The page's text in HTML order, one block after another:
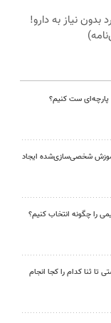
بدون نیاز به دارو!
پارچه‌ای ست کنیم؟
آموزش شخصی‌سازی‌شده ایجاد
را چگونه انتخاب کنیم؟
تا ثنا کدام را کجا انجام